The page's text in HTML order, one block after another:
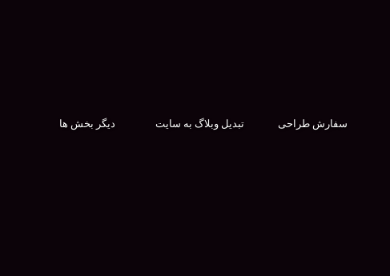
دیگر بخش ها تبدیل وبلاگ به سایت سفارش طراحی